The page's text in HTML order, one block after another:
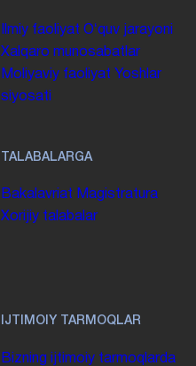
Ilmiy faoliyat Oʻquv jarayoni
Xalqaro munosabatlar
Moliyaviy faoliyat Yoshlar
siyosati
TALABALARGA
Bakalavriat Magistratura
Xorijiy talabalar
IJTIMOIY TARMOQLAR
Bizning ijtimoiy tarmoqlarda